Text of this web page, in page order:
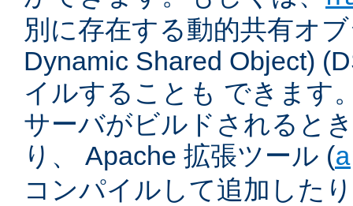
別に存在する動的共有オ
Dynamic Shared Object)
イルすることも できます
サーバがビルドされると
り、 Apache 拡張ツール (
コンパイルして追加した